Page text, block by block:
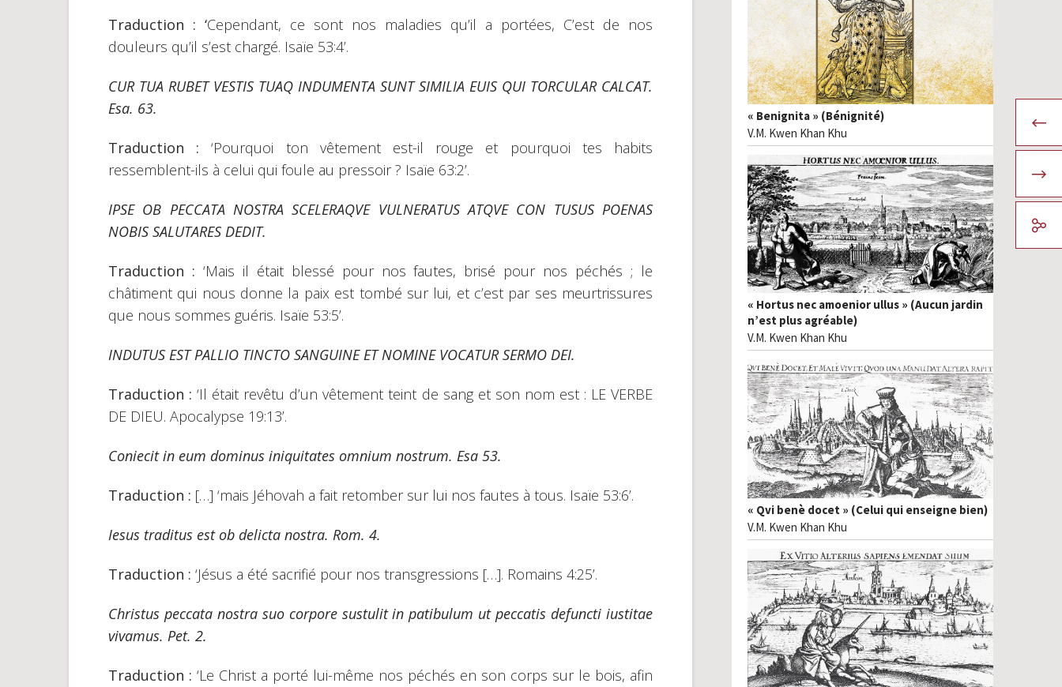
Traduction : ‘Cependant, ce sont nos maladies qu’il a portées, C’est de nos
douleurs qu’il s’est chargé. Isaïe 53:4’.
CUR TUA RUBET VESTIS TUAQ INDUMENTA SUNT SIMILIA EUIS QUI TORCULAR CALCAT.
Esa. 63.
Traduction :‘Pourquoi ton vêtement est-il rouge et pourquoi tes habits
ressemblent-ils à celui qui foule au pressoir ? Isaïe 63:2’.
IPSE OB PECCATA NOSTRA SCELERAQVE VULNERATUS ATQVE CON TUSUS POENAS
NOBIS SALUTARES DEDIT.
Traduction : ‘Mais il était blessé pour nos fautes, brisé pour nos péchés ; le
châtiment qui nous donne la paix est tombé sur lui, et c’est par ses meurtrissures
que nous sommes guéris. Isaïe 53:5’.
INDUTUS EST PALLIO TINCTO SANGUINE ET NOMINE VOCATUR SERMO DEI.
Traduction :‘Il était revêtu d’un vêtement teint de sang et son nom est : LE VERBE
DE DIEU. Apocalypse 19:13’.
Coniecit in eum dominus iniquitates omnium nostrum. Esa 53.
Traduction : […] ‘mais Jéhovah a fait retomber sur lui nos fautes à tous. Isaïe 53:6’.
Iesus traditus est ob delicta nostra. Rom. 4.
Traduction : ‘Jésus a été sacrifié pour nos transgressions […]. Romains 4:25’.
Christus peccata nostra suo corpore sustulit in patibulum ut peccatis defuncti iustitae
vivamus. Pet. 2.
Traduction : ‘Le Christ a porté lui-même nos péchés en son corps sur le bois, afin
« Benignita » (Bénignité)
V.M. Kwen Khan Khu
« Hortus nec amoenior ullus » (Aucun jardin
n’est plus agréable)
V.M. Kwen Khan Khu
« Qvi benè docet » (Celui qui enseigne bien)
V.M. Kwen Khan Khu